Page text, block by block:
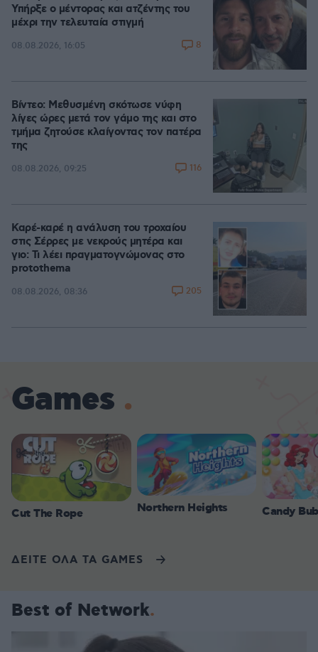
Υπήρξε ο μέντορας και ατζέντης του
μέχρι την τελευταία στιγμή
08.08.2026, 16:05 8
Βίντεο: Μεθυσμένη σκότωσε νύφη
λίγες ώρες μετά τον γάμο της και στο
τμήμα ζητούσε κλαίγοντας τον πατέρα
της
08.08.2026, 09:25 116
Καρέ-καρέ η ανάλυση του τροχαίου
στις Σέρρες με νεκρούς μητέρα και
γιο: Τι λέει πραγματογνώμονας στο
protothema
08.08.2026, 08:36 205
Games
Cut The Rope Northern Heights Candy
ΔΕΙΤΕ ΟΛΑ ΤΑ GAMES
Best of Network